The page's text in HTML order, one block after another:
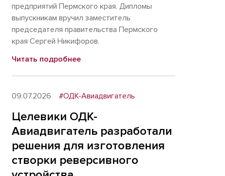
предприятий Пермского края. Дипломы
выпускникам вручил заместитель
председателя правительства Пермского
края Сергей Никифоров.
Читать подробнее
09.07.2026 #ОДК-Авиадвигатель
Целевики ОДК-
Авиадвигатель разработали
решения для изготовления
створки реверсивного